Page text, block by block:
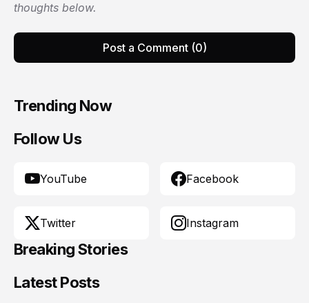
thoughts below.
Post a Comment (0)
Trending Now
Follow Us
YouTube Facebook
Twitter Instagram
Breaking Stories
Latest Posts